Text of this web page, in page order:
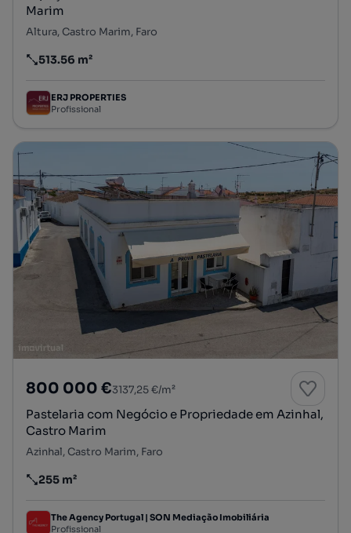
Marim
Altura, Castro Marim, Faro
Preço por metro quadrado
513.56 m²
ERJ PROPERTIES
Profissional
800 000 €3137,25 €/m²
Pastelaria com Negócio e Propriedade em Azinhal,
Castro Marim
Azinhal, Castro Marim, Faro
Preço por metro quadrado
255 m²
The Agency Portugal | SON Mediação Imobiliária
Profissional